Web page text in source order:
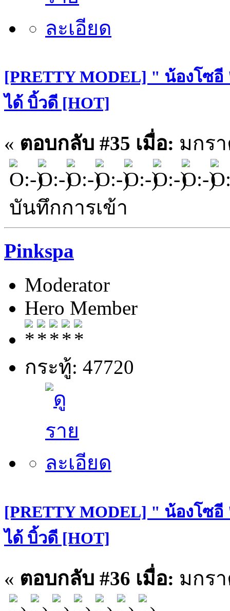
[PRETTY MODEL] " น้องโซ
ได้ บิ้วดี [HOT]
« ตอบกลับ #35 เมื่อ: มกรา
บันทึกการเข้า
Pinkspa
Moderator
Hero Member
กระทู้: 47720
[PRETTY MODEL] " น้องโซ
ได้ บิ้วดี [HOT]
« ตอบกลับ #36 เมื่อ: มกรา